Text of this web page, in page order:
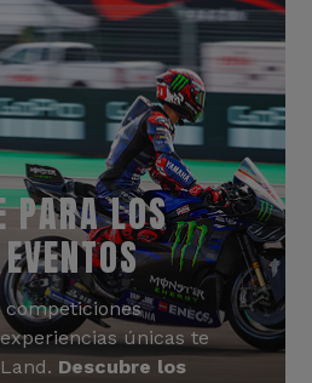
PARA LOS
competiciones
únicas te
Descubre los